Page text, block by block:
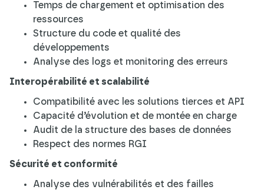
Temps de chargement et optimisation des
ressources
Structure du code et qualité des
développements
Analyse des logs et monitoring des erreurs
Interopérabilité et scalabilité
Compatibilité avec les solutions tierces et API
Capacité d’évolution et de montée en charge
Audit de la structure des bases de données
Respect des normes RGI
Sécurité et conformité
Analyse des vulnérabilités et des failles